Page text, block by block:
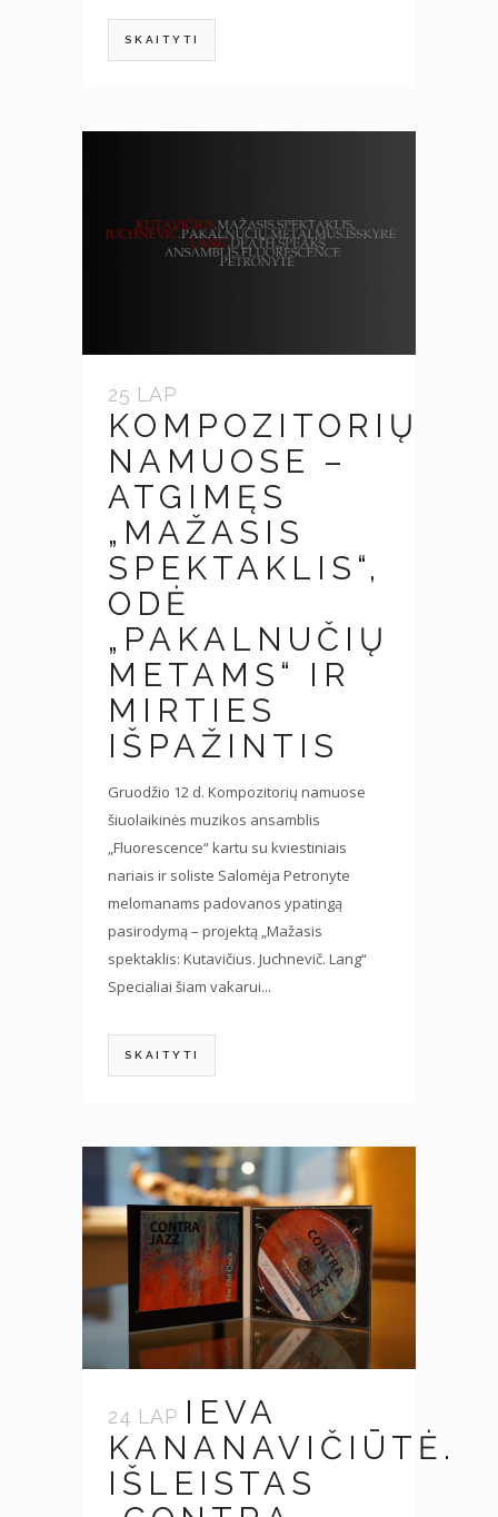
SKAITYTI
25 LAP
KOMPOZITORIŲ
NAMUOSE –
ATGIMĘS
„MAŽASIS
SPEKTAKLIS“,
ODĖ
„PAKALNUČIŲ
METAMS“ IR
MIRTIES
IŠPAŽINTIS
Gruodžio 12 d. Kompozitorių namuose
šiuolaikinės muzikos ansamblis
„Fluorescence“ kartu su kviestiniais
nariais ir soliste Salomėja Petronyte
melomanams padovanos ypatingą
pasirodymą – projektą „Mažasis
spektaklis: Kutavičius. Juchnevič. Lang“
Specialiai šiam vakarui...
SKAITYTI
24 LAP IEVA
KANANAVIČIŪTĖ.
IŠLEISTAS